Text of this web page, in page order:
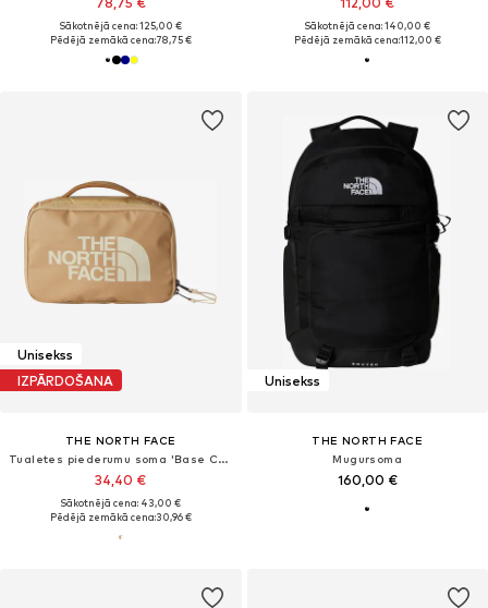
Sākotnējā cena: 125,00 €
Pēdējā zemākā cena:78,75 €
Sākotnējā cena: 140,00 €
Pēdējā zemākā cena:112,00 €
Unisekss
IZPĀRDOŠANA
THE NORTH FACE
Tualetes piederumu soma 'Base Camp Voyager'
34,40 €
Sākotnējā cena: 43,00 €
Pēdējā zemākā cena:30,96 €
Unisekss
THE NORTH FACE
Mugursoma
160,00 €